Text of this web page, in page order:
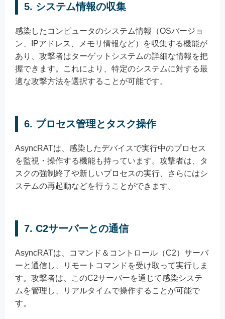
5. システム情報の収集
感染したコンピュータのシステム情報（OSバージョ
ン、IPアドレス、メモリ情報など）を収集する機能が
あり、攻撃者はターゲットシステムの詳細な情報を把
握できます。これにより、特定のシステムに対する最
適な攻撃方法を選択することが可能です。
6. プロセス管理とタスク操作
AsyncRATは、感染したデバイスで実行中のプロセス
を監視・操作する機能も持っています。攻撃者は、タ
スクの強制終了や新しいプロセスの実行、さらにはシ
ステムの再起動などを行うことができます。
7. C2サーバーとの通信
AsyncRATは、コマンド＆コントロール（C2）サーバ
ーと通信し、リモートコマンドを受け取って実行しま
す。攻撃者は、このC2サーバーを通じて感染システ
ムを管理し、リアルタイムで操作することが可能で
す。